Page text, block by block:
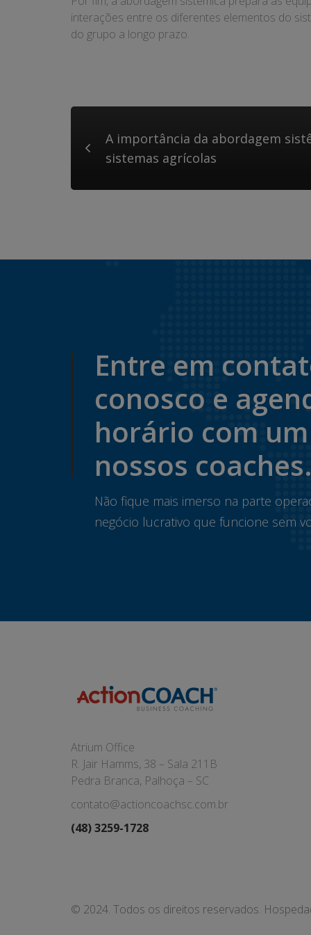
interações entre os diferentes elementos do
do grupo a longo prazo.
A importância da abordagem
sistemas agrícolas
Entre em
conosco e
horário com
nossos coaches.
Não fique mais imerso na parte
negócio lucrativo que funcione sem
Atrium Office
R. Jair Hamms, 38 – Sala 211B
Pedra Branca, Palhoça – SC
contato@actioncoachsc.com.br
(48) 3259-1728
© 2024. Todos os direitos reservados.